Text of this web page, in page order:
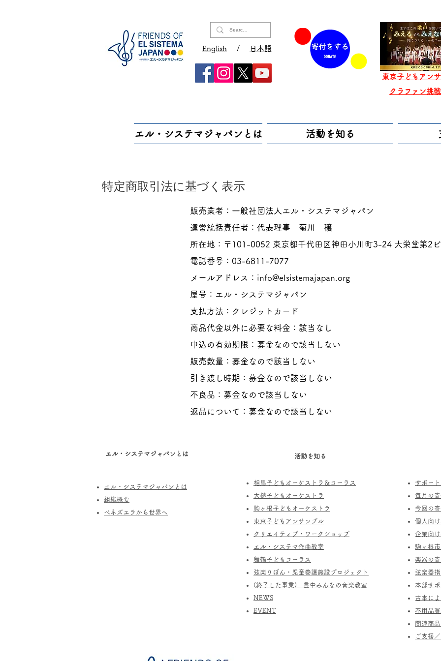
English / 日本語
東京子どもアン
クラファン挑
エル・システマジャパンとは 活動を知る
特定商取引法に基づく表示
販売業者：一般社団法人エル・システマジャパン
運営統括責任者：代表理事 菊川 穣
所在地：〒101-0052 東京都千代田区神田小川町3-24 大栄堂第2
電話番号：03-6811-7077
メールアドレス： info@elsistemajapan.org
屋号：エル・システマジャパン
支払方法：クレジットカード
商品代金以外に必要な料金：該当なし
申込の有効期限：募金なので該当しない
販売数量：募金なので該当しない
引き渡し時期：募金なので該当しない
不良品：募金なので該当しない
返品について：募金なので該当しない
エル・システマジャパンとは
エル・システマジャパンとは
​組織概要
​ベネズエラから世界へ
活動を知る
相馬子どもオーケストラ＆コーラス
​大槌子どもオーケストラ
駒ヶ根子どもオーケストラ
​東京子どもアンサンブル
​クリエイティブ・ワークショップ
エル・システマ作曲教室
​舞鶴子どもコーラス
​​弦楽りぼん・児童養護施設プロジェクト
(終了した事業) ​豊中みんなの音楽教室
​NEWS
​EVENT
サポー
毎月の
今回の
個人向
企業向
駒ヶ根
楽器の
弦楽器
本部サ
古本に
不用品
関連商
ご支援